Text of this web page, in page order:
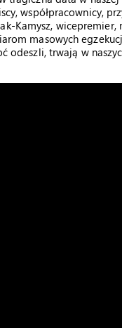
współpracownicy,
Kamysz,
masowych
odeszli, trwają w